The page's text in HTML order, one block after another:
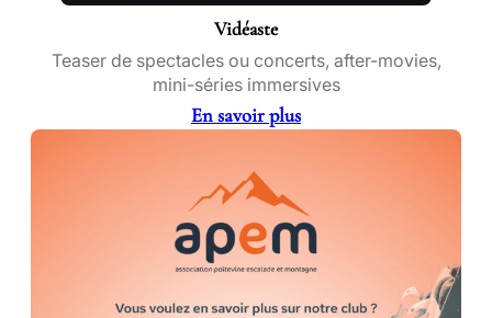
Vidéaste
Teaser de spectacles ou concerts, after-movies,
mini-séries immersives
En savoir plus